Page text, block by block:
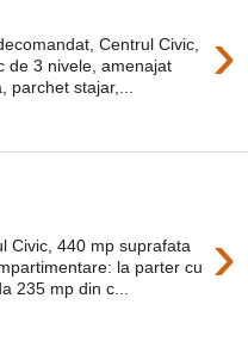
›
Centrul Civic,
de 3 nivele, amenajat
parchet stajar,...
›
Civic, 440 mp suprafata
la parter cu
235 mp din c...